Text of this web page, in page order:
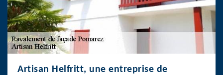
Artisan Helfritt, une entreprise de